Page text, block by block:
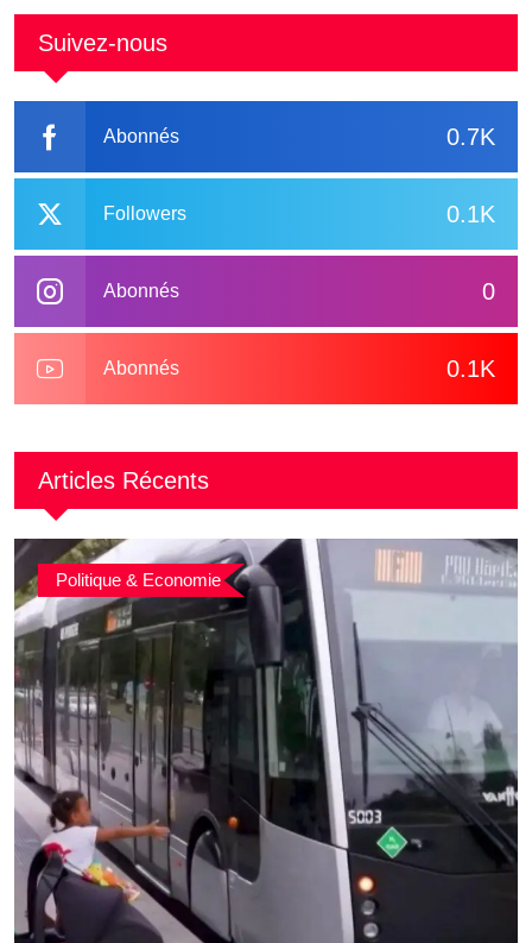
Suivez-nous
0.7K
Abonnés
0.1K
Followers
0
Abonnés
0.1K
Abonnés
Articles Récents
Politique & Economie